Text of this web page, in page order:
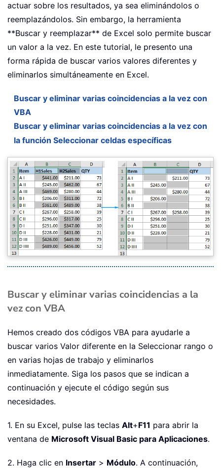
actuar sobre los resultados, ya sea eliminándolos o
reemplazándolos. Sin embargo, la herramienta
**Buscar y reemplazar** de Excel solo permite buscar
un valor a la vez. En este tutorial, le presento una
forma rápida de buscar varios valores diferentes y
eliminarlos simultáneamente en Excel.
Buscar y eliminar varias coincidencias a la vez con
VBA
Buscar y eliminar varias coincidencias a la vez con
la función Seleccionar celdas específicas
Buscar y eliminar varias coincidencias a la
vez con VBA
Hemos creado dos códigos VBA para ayudarle a
buscar varios Valor diferente en la Seleccionar rango o
en varias hojas de trabajo y eliminarlos
inmediatamente. Siga los pasos que se indican a
continuación y ejecute el código según sus
necesidades.
1. En su Excel, pulse las teclas Alt+F11 para abrir la
ventana de Microsoft Visual Basic para Aplicaciones.
2. Haga clic en Insertar > Módulo. A continuación,